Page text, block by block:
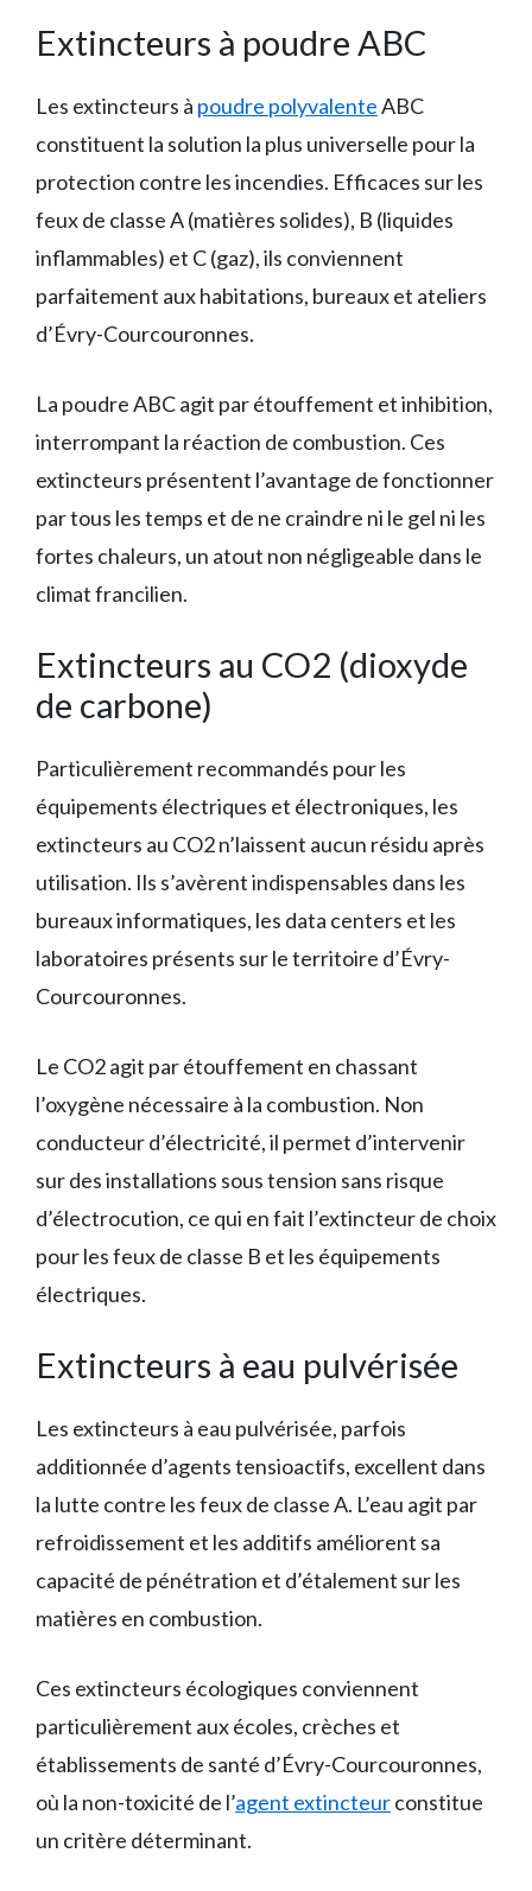
Extincteurs à poudre ABC
Les extincteurs à poudre polyvalenteABC
constituent la solution la plus universelle pour la
protection contre les incendies. Efficaces sur les
feux de classe A (matières solides), B (liquides
inflammables) et C (gaz), ils conviennent
parfaitement aux habitations, bureaux et ateliers
d’Évry-Courcouronnes.
La poudre ABC agit par étouffement et inhibition,
interrompant la réaction de combustion. Ces
extincteurs présentent l’avantage de fonctionner
par tous les temps et de ne craindre ni le gel ni les
fortes chaleurs, un atout non négligeable dans le
climat francilien.
Extincteurs au CO2 (dioxyde
de carbone)
Particulièrement recommandés pour les
équipements électriques et électroniques, les
extincteurs au CO2 n’laissent aucun résidu après
utilisation. Ils s’avèrent indispensables dans les
bureaux informatiques, les data centers et les
laboratoires présents sur le territoire d’Évry-
Courcouronnes.
Le CO2 agit par étouffement en chassant
l’oxygène nécessaire à la combustion. Non
conducteur d’électricité, il permet d’intervenir
sur des installations sous tension sans risque
d’électrocution, ce qui en fait l’extincteur de choix
pour les feux de classe B et les équipements
électriques.
Extincteurs à eau pulvérisée
Les extincteurs à eau pulvérisée, parfois
additionnée d’agents tensioactifs, excellent dans
la lutte contre les feux de classe A. L’eau agit par
refroidissement et les additifs améliorent sa
capacité de pénétration et d’étalement sur les
matières en combustion.
Ces extincteurs écologiques conviennent
particulièrement aux écoles, crèches et
établissements de santé d’Évry-Courcouronnes,
où la non-toxicité de l’agent extincteurconstitue
un critère déterminant.